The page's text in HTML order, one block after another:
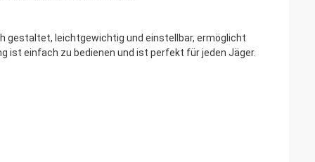
gestaltet, leichtgewichtig und einstellbar, ermöglicht
ist einfach zu bedienen und ist perfekt für jeden Jäger.